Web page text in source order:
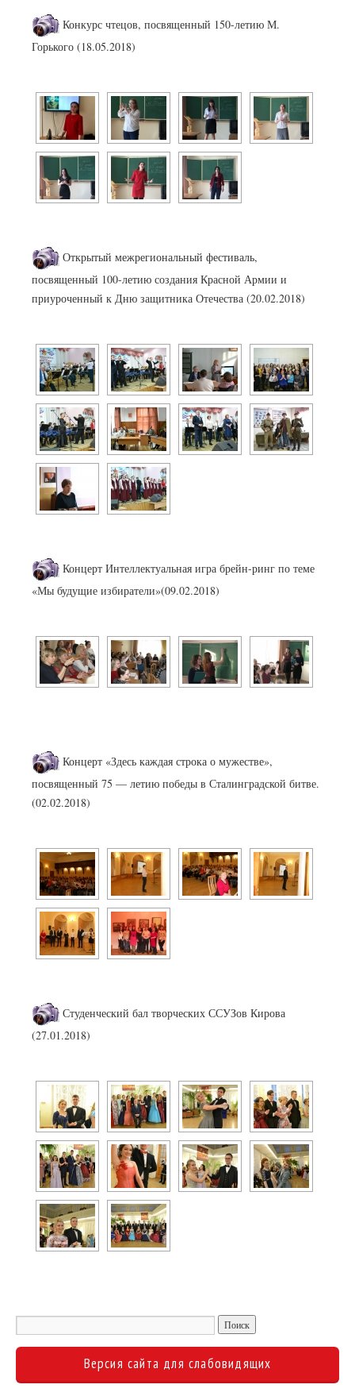
Конкурс чтецов, посвященный 150-летию М.
Горького (18.05.2018)
Открытый межрегиональный фестиваль,
посвященный 100-летию создания Красной Армии и
приуроченный к Дню защитника Отечества (20.02.2018)
Концерт Интеллектуальная игра брейн-ринг по теме
«Мы будущие избиратели»(09.02.2018)
Концерт «Здесь каждая строка о мужестве»,
посвященный 75 — летию победы в Сталинградской битве.
(02.02.2018)
Студенческий бал творческих ССУЗов Кирова
(27.01.2018)
Версия сайта для слабовидящих